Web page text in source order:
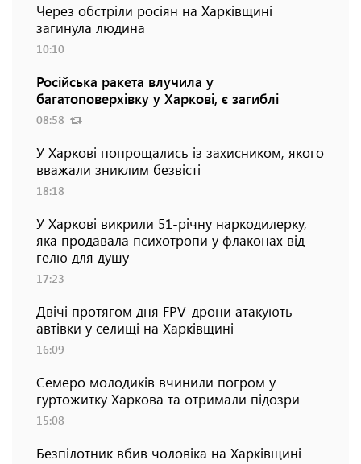
Через обстріли росіян на Харківщині
загинула людина
10:10
Російська ракета влучила у
багатоповерхівку у Харкові, є загиблі
08:58
У Харкові попрощались із захисником, якого
вважали зниклим безвісті
18:18
У Харкові викрили 51-річну наркодилерку,
яка продавала психотропи у флаконах від
гелю для душу
17:23
Двічі протягом дня FPV-дрони атакують
автівки у селищі на Харківщині
16:09
Семеро молодиків вчинили погром у
гуртожитку Харкова та отримали підозри
15:08
Безпілотник вбив чоловіка на Харківщині